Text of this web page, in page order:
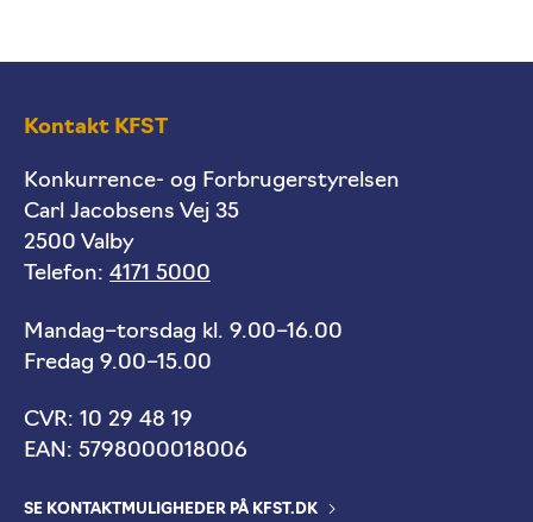
Kontakt KFST
Konkurrence- og Forbrugerstyrelsen
Carl Jacobsens Vej 35
2500 Valby
Telefon: 4171 5000
Mandag–torsdag kl. 9.00–16.00
Fredag 9.00–15.00
CVR: 10 29 48 19
EAN: 5798000018006
SE KONTAKTMULIGHEDER PÅ KFST.DK